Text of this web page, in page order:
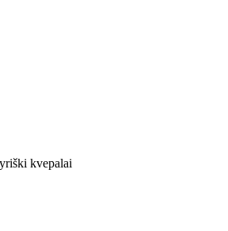
kvepalai